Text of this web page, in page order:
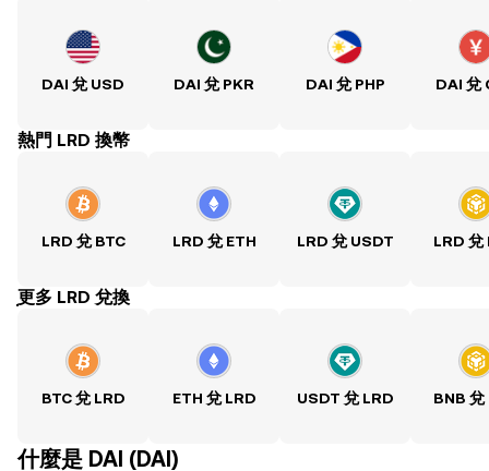
DAI 兌 USD DAI 兌 PKR DAI 兌 PHP DAI 兌
熱門 LRD 換幣
LRD 兌 BTC LRD 兌 ETH LRD 兌 USDT LRD 兌
ִִִִִִִִִִִִִִִִִִִִִִִִִִִִִִִִִִִִִִִִִִִִִִִִ更多 LRD 兌換
BTC 兌 LRD ETH 兌 LRD USDT 兌 LRD BNB 兌
什麼是 DAI (DAI)